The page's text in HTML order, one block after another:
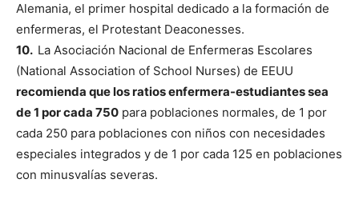
Alemania, el primer hospital dedicado a la formación de
enfermeras, el Protestant Deaconesses.
10. La Asociación Nacional de Enfermeras Escolares
(National Association of School Nurses) de EEUU
recomienda que los ratios enfermera-estudiantes sea
de 1 por cada 750 para poblaciones normales, de 1 por
cada 250 para poblaciones con niños con necesidades
especiales integrados y de 1 por cada 125 en poblaciones
con minusvalías severas.